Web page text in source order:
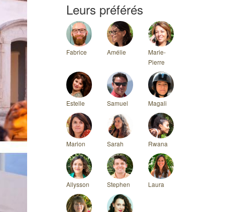
Leurs préférés
Fabrice Amélie
Marie-
Pierre
Estelle Samuel Magali
Marion Sarah Rwana
Allysson Stephen Laura